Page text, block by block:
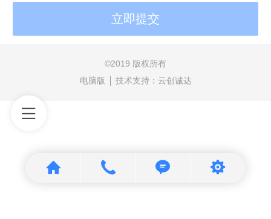
©2019 版权所有
电脑版
技术支持： 云创诚达